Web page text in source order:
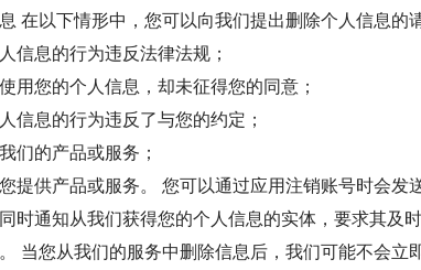
在以下情形中，您可以向我们提出删除个人信息的
信息的行为违反法律法规；
用您的个人信息，却未征得您的同意；
信息的行为违反了与您的约定；
们的产品或服务；
提供产品或服务。 您可以通过应用注销账号时会
时通知从我们获得您的个人信息的实体，要求其及
当您从我们的服务中删除信息后，我们可能不会